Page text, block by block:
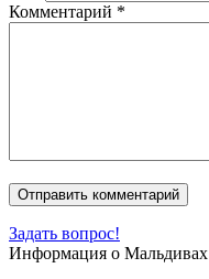
Комментарий *
Задать вопрос!
Информация о Мальдивах